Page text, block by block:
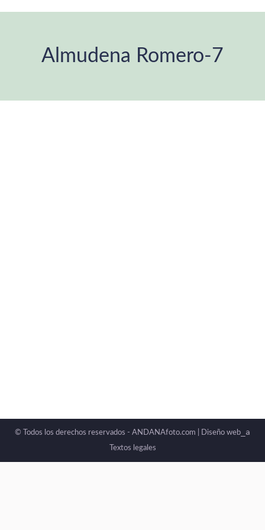
Almudena Romero-7
© Todos los derechos reservados - ANDANAfoto.com | Diseño web _a
Textos legales